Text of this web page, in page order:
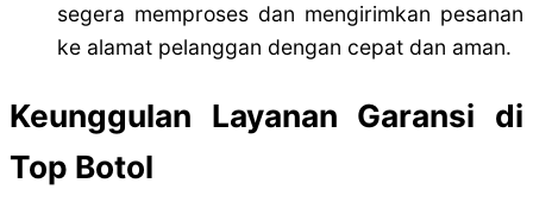
segera memproses dan mengirimkan pesanan
ke alamat pelanggan dengan cepat dan aman.
Keunggulan Layanan Garansi di
Top Botol